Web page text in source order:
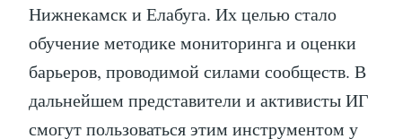
Нижнекамск и Елабуга. Их целью стало
обучение методике мониторинга и оценки
барьеров, проводимой силами сообществ. В
дальнейшем представители и активисты ИГ
смогут пользоваться этим инструментом у